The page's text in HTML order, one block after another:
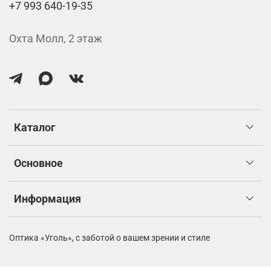
Каталог
Основное
Информация
+7 993 640-19-35
Охта Молл, 2 этаж
Оптика «Уголь», с заботой о вашем зрении и стиле